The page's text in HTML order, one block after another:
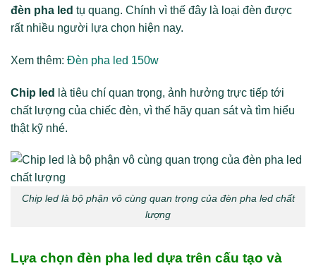
đèn pha led tụ quang. Chính vì thế đây là loại đèn được
rất nhiều người lựa chọn hiện nay.
Xem thêm: Đèn pha led 150w
Chip led
là tiêu chí quan trọng, ảnh hưởng trực tiếp tới
chất lượng của chiếc đèn, vì thế hãy quan sát và tìm hiểu
thật kỹ nhé.
Chip led là bộ phận vô cùng quan trọng của đèn pha led chất
lượng
Lựa chọn đèn pha led dựa trên cấu tạo và